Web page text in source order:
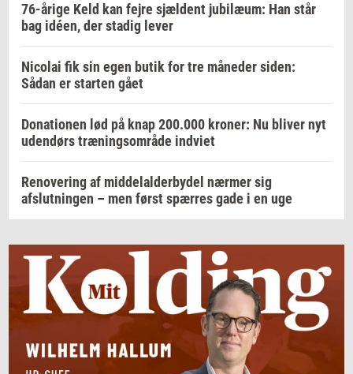
76-årige Keld kan fejre sjældent jubilæum: Han står
bag idéen, der stadig lever
Nicolai fik sin egen butik for tre måneder siden:
Sådan er starten gået
Donationen lød på knap 200.000 kroner: Nu bliver nyt
udendørs træningsområde indviet
Renovering af middelalderbydel nærmer sig
afslutningen – men først spærres gade i en uge